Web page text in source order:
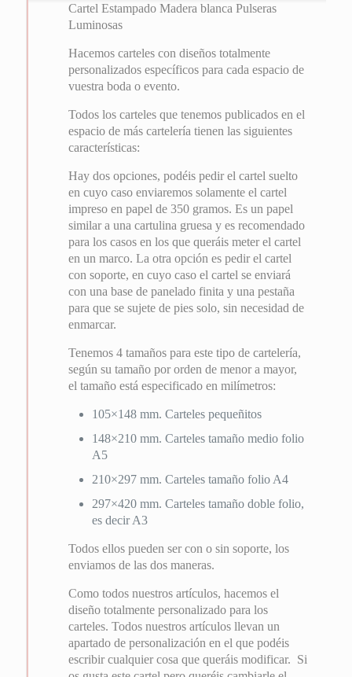
Cartel Estampado Madera blanca Pulseras
Luminosas
Hacemos carteles con diseños totalmente
personalizados específicos para cada espacio de
vuestra boda o evento.
Todos los carteles que tenemos publicados en el
espacio de más cartelería tienen las siguientes
características:
Hay dos opciones, podéis pedir el cartel suelto
en cuyo caso enviaremos solamente el cartel
impreso en papel de 350 gramos. Es un papel
similar a una cartulina gruesa y es recomendado
para los casos en los que queráis meter el cartel
en un marco. La otra opción es pedir el cartel
con soporte, en cuyo caso el cartel se enviará
con una base de panelado finita y una pestaña
para que se sujete de pies solo, sin necesidad de
enmarcar.
Tenemos 4 tamaños para este tipo de cartelería,
según su tamaño por orden de menor a mayor,
el tamaño está especificado en milímetros:
105×148 mm. Carteles pequeñitos
148×210 mm. Carteles tamaño medio folio
A5
210×297 mm. Carteles tamaño folio A4
297×420 mm. Carteles tamaño doble folio,
es decir A3
Todos ellos pueden ser con o sin soporte, los
enviamos de las dos maneras.
Como todos nuestros artículos, hacemos el
diseño totalmente personalizado para los
carteles. Todos nuestros artículos llevan un
apartado de personalización en el que podéis
escribir cualquier cosa que queráis modificar. Si